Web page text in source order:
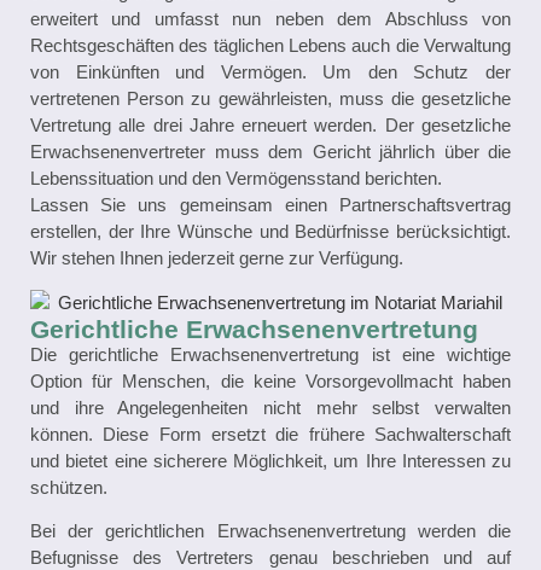
erweitert und umfasst nun neben dem Abschluss von
Rechtsgeschäften des täglichen Lebens auch die Verwaltung
von Einkünften und Vermögen. Um den Schutz der
vertretenen Person zu gewährleisten, muss die gesetzliche
Vertretung alle drei Jahre erneuert werden. Der gesetzliche
Erwachsenenvertreter muss dem Gericht jährlich über die
Lebenssituation und den Vermögensstand berichten.
Lassen Sie uns gemeinsam einen Partnerschaftsvertrag
erstellen, der Ihre Wünsche und Bedürfnisse berücksichtigt.
Wir stehen Ihnen jederzeit gerne zur Verfügung.
Gerichtliche Erwachsenenvertretung
Die gerichtliche Erwachsenenvertretung ist eine wichtige
Option für Menschen, die keine Vorsorgevollmacht haben
und ihre Angelegenheiten nicht mehr selbst verwalten
können. Diese Form ersetzt die frühere Sachwalterschaft
und bietet eine sicherere Möglichkeit, um Ihre Interessen zu
schützen.
Bei der gerichtlichen Erwachsenenvertretung werden die
Befugnisse des Vertreters genau beschrieben und auf